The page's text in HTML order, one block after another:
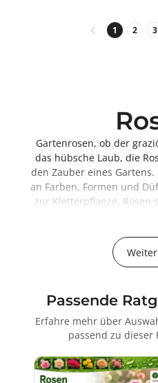
1 2 3
Gartenrosen, ob der
das hübsche Laub, die
den Zauber eines
an Farben, Formen und
zur Kletterpflanze, Rosen
Ihren Ruhm verdankt
farbenfrohen und
anhaltenden
Die Königin
und
Passende
Erfahre mehr über
passend zu dieser